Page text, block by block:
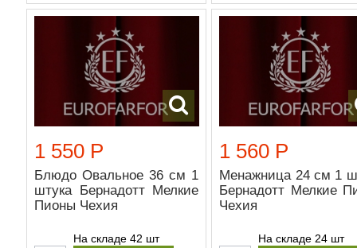
1 550 Р
Блюдо Овальное 36 см 1
штука Бернадотт Мелкие
Пионы Чехия
На складе 42 шт
1 560 Р
Менажница 24 см 1
Бернадотт Мелкие
Чехия
На складе 24 шт